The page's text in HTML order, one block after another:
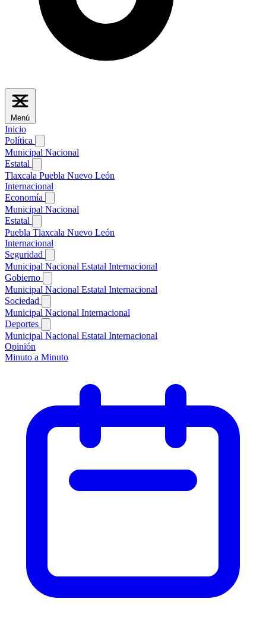
Menú
Inicio
Política
Municipal Nacional
Estatal
Tlaxcala Puebla Nuevo León
Internacional
Economía
Municipal Nacional
Estatal
Puebla Tlaxcala Nuevo León
Internacional
Seguridad
Municipal Nacional Estatal Internacional
Gobierno
Municipal Nacional Estatal Internacional
Sociedad
Municipal Nacional Internacional
Deportes
Municipal Nacional Estatal Internacional
Opinión
Minuto a Minuto